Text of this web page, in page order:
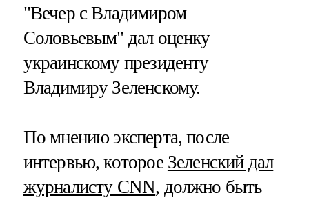
"Вечер с Владимиром
Соловьевым" дал оценку
украинскому президенту
Владимиру Зеленскому.
По мнению эксперта, после
интервью, которое Зеленский дал
журналисту CNN, должно быть